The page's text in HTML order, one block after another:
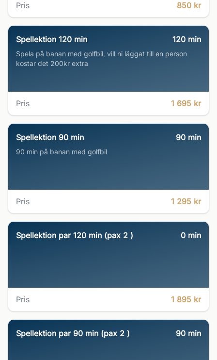
Pris 850 kr
Spellektion 120 min 120 min
Spela på banan med golfbil, vill ni läggat till en person
kostar det 200kr extra
Pris 1 695 kr
Spellektion 90 min 90 min
90 min på banan med golfbil
Pris 1 295 kr
Spellektion par 120 min (pax 2 ) 0 min
Pris 1 895 kr
Spellektion par 90 min (pax 2 ) 90 min